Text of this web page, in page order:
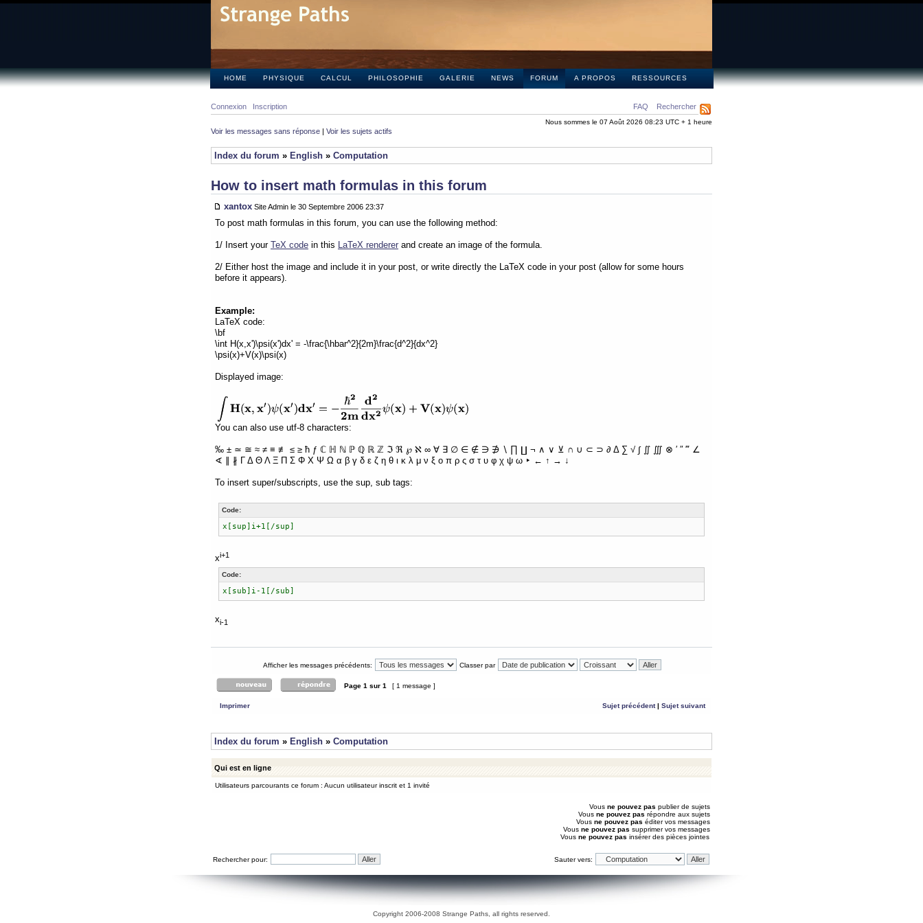
HOME PHYSIQUE CALCUL PHILOSOPHIE GALERIE NEWS FORUM A PROPOS RESSOURCES
FAQ Rechercher
Connexion Inscription
Nous sommes le 07 Août 2026 08:23 UTC + 1 heure
Voir les messages sans réponse | Voir les sujets actifs
Index du forum » English » Computation
How to insert math formulas in this forum
xantox Site Admin le 30 Septembre 2006 23:37
To post math formulas in this forum, you can use the following method:
1/ Insert your TeX code in this LaTeX renderer and create an image of the formula.
2/ Either host the image and include it in your post, or write directly the LaTeX code in your post (allow for some hours
before it appears).
Example:
LaTeX code:
\bf
\int H(x,x')\psi(x')dx' = -\frac{\hbar^2}{2m}\frac{d^2}{dx^2}
\psi(x)+V(x)\psi(x)
Displayed image:
You can also use utf-8 characters:
‰ ± ≃ ≅ ≈ ≠ ≡ ≢ ≤ ≥ ħ ƒ ℂ ℍ ℕ ℙ ℚ ℝ ℤ ℑ ℜ ℘ ℵ ∞ ∀ ∃ ∅ ∈ ∉ ∋ ∌ ∖ ∏ ∐ ¬ ∧ ∨ ⊻ ∩ ∪ ⊂ ⊃ ∂ Δ ∑ √ ∫ ∬ ∭ ⊗ ′ ″ ‴ ∠
∢ ∥ ∦ Γ Δ Θ Λ Ξ Π Σ Φ Χ Ψ Ω α β γ δ ε ζ η θ ι κ λ μ ν ξ ο π ρ ς σ τ υ φ χ ψ ω ‣ ← ↑ → ↓
To insert super/subscripts, use the sup, sub tags:
Code:
x[sup]i+1[/sup]
xi+1
Code:
x[sub]i-1[/sub]
xi-1
Afficher les messages précédents: Classer par
Page 1 sur 1 [ 1 message ]
Imprimer Sujet précédent| Sujet suivant
Index du forum » English » Computation
Qui est en ligne
Utilisateurs parcourants ce forum : Aucun utilisateur inscrit et 1 invité
Vous ne pouvez pas publier de sujets
Vous ne pouvez pas répondre aux sujets
Vous ne pouvez pas éditer vos messages
Vous ne pouvez pas supprimer vos messages
Vous ne pouvez pas insérer des pièces jointes
Rechercher pour: Sauter vers:
Copyright 2006-2008 Strange Paths, all rights reserved.